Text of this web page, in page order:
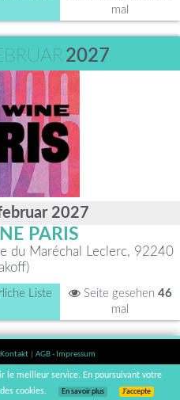
mal
2027
2027
PARIS
du Maréchal Leclerc, 92240
Liste Seite gesehen 46
mal
Kontakt
AGB - Impressum
Verzehr in Maßen empfohlen |
| v3.12
le meilleur service. En poursuivant votre
cookies.
En savoir plus J’accepte